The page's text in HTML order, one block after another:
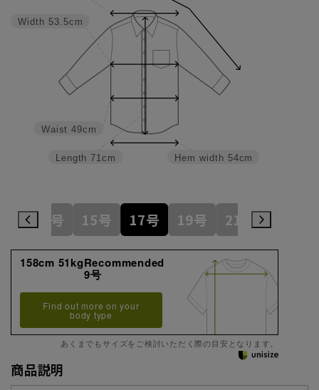
Hem width 54cm
Length 71cm
Waist 49cm
Width 53.5cm
13号 15号 17号 19号 21号
158cm 51kgRecommended
9号
Find out more on your
body type
あくまでもサイズをご検討いただく際の目安となります。
商品説明